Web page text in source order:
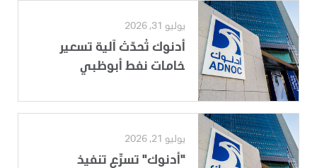
يوليو 31, 2026
أدنوك تُحدّث آلية تسعير
خامات نفط أبوظبي
يوليو 21, 2026
"أدنوك" تسرِّع تنفيذ